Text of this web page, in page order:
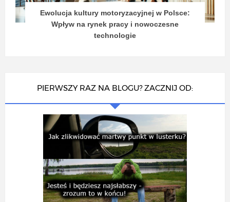
Ewolucja kultury motoryzacyjnej w Polsce:
Wpływ na rynek pracy i nowoczesne
technologie
PIERWSZY RAZ NA BLOGU? ZACZNIJ OD: